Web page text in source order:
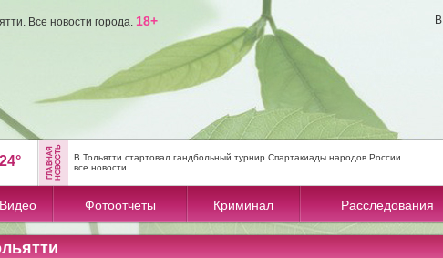
Все новости города. 18+
В Тольятти стартовал гандбольный турнир Спартакиады народов России
все новости
Видео Фотоотчеты Криминал Расследования